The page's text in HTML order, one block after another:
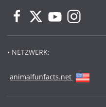
• NETZWERK:
animalfunfacts.net